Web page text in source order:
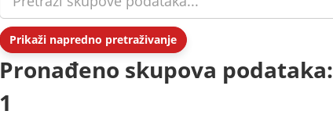
Prikaži napredno pretraživanje
Pronađeno skupova podataka:
1